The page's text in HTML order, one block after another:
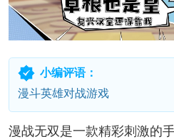
小编评语：
漫斗英雄对战游戏
漫战无双是一款精彩刺激的